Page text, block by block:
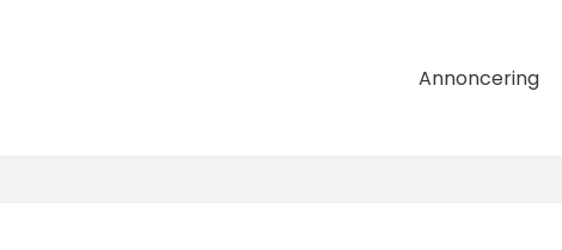
Annoncering